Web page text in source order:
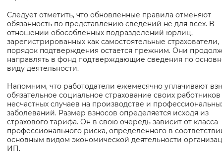
Следует отметить, что обновленные правила отменяют
обязанность по представлению сведений не для всех. В
отношении обособленных подразделений юрлиц,
зарегистрированных как самостоятельные страхователи,
порядок подтверждения остается прежним. Они
направлять в фонд подтверждающие сведения по
виду деятельности.
Напомним, что работодатели ежемесячно уплачивают
обязательное социальное страхование своих работников
несчастных случаев на производстве и
заболеваний. Размер взносов определяется исходя из
страхового тарифа. Он в свою очередь зависит от класса
профессионального риска, определенного в
основным видом экономической деятельности
ИП.